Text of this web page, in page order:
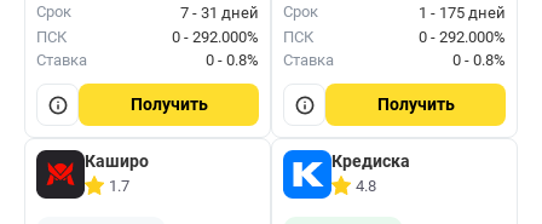
Срок
7 - 31 дней
ПСК
0 - 292.000%
Ставка
0 - 0.8%
Получить
Срок
1 - 175 дней
ПСК
0 - 292.000%
Ставка
0 - 0.8%
Получить
Каширо
1.7
Кредиска
4.8